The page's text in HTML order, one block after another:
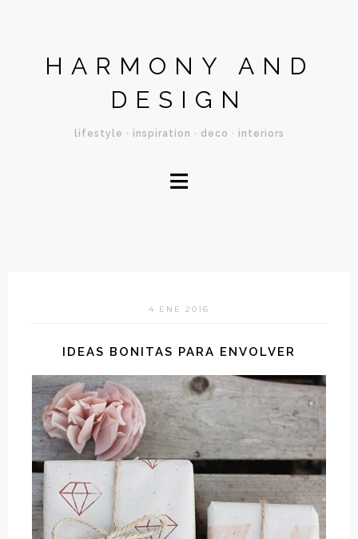
HARMONY AND
DESIGN
lifestyle · inspiration · deco · interiors
≡
4 ENE 2016
IDEAS BONITAS PARA ENVOLVER